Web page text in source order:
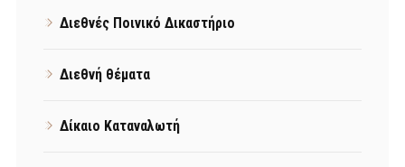
Διεθνές Ποινικό Δικαστήριο
Διεθνή θέματα
Δίκαιο Καταναλωτή